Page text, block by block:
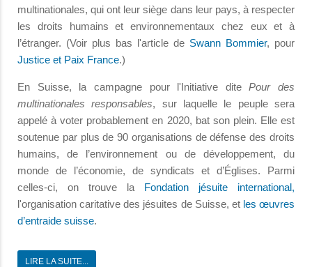
multinationales, qui ont leur siège dans leur pays, à respecter
les droits humains et environnementaux chez eux et à
l’étranger. (Voir plus bas l'article de Swann Bommier, pour
Justice et Paix France.)
En Suisse, la campagne pour l'Initiative ditePour des
multinationales responsables, sur laquelle le peuple sera
appelé à voter probablement en 2020, bat son plein. Elle est
soutenue par plus de 90 organisations de défense des droits
humains, de l’environnement ou de développement, du
monde de l’économie, de syndicats et d’Églises. Parmi
celles-ci, on trouve la Fondation jésuite international,
l'organisation caritative des jésuites de Suisse, et les œuvres
d’entraide suisse.
LIRE LA SUITE...